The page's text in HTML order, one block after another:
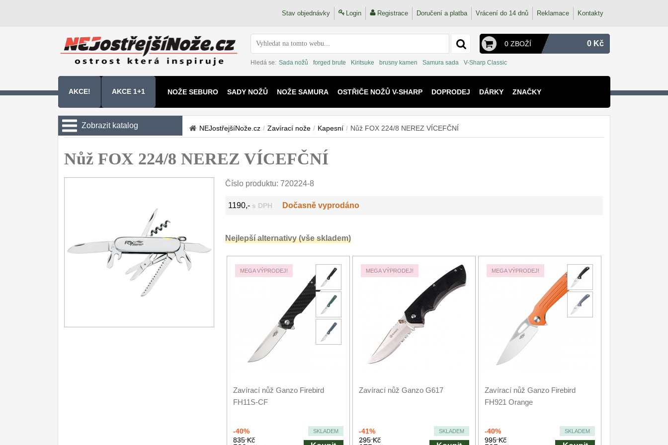
Stav objednávky Login Registrace Doručení a platba Vrácení do 14 dnů Reklamace Kontakty
0 ZBOŽÍ 0 Kč
Hledá se: Sada nožů forged brute Kiritsuke brusny kamen Samura sada V-Sharp Classic
AKCE! AKCE 1+1 NOŽE SEBURO SADY NOŽŮ NOŽE SAMURA OSTŘIČE NOŽŮ V-SHARP DOPRODEJ DÁRKY ZNAČKY
Zobrazit katalog
Zavírací nože
Speciální 4
Nože s pevnou čepelí
Nože SEBURO
NEJostřejšíNože.cz / Zavírací nože / Kapesní / Nůž FOX 224/8 NEREZ VÍCEFČNÍ
Nůž FOX 224/8 NEREZ VÍCEFČNÍ
Číslo produktu: 720224-8
1190,- s DPH Dočasně vyprodáno
Nejlepší alternativy (vše skladem)
MEGA VÝPRODEJ!
Zavírací nůž Ganzo Firebird
FH11S-CF
-40% SKLADEM
835 Kč
MEGA VÝPRODEJ!
Zavírací nůž Ganzo G617
-41% SKLADEM
295 Kč
MEGA VÝPRODEJ!
Zavírací nůž Ganzo Firebird
FH921 Orange
-40% SKLADEM
995 Kč